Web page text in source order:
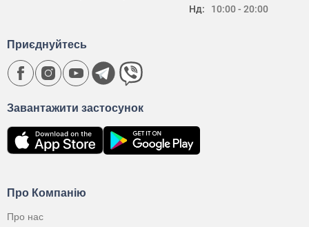
Нд:
10:00 - 20:00
Про Компанію
Про нас
Завантажити застосунок
Приєднуйтесь